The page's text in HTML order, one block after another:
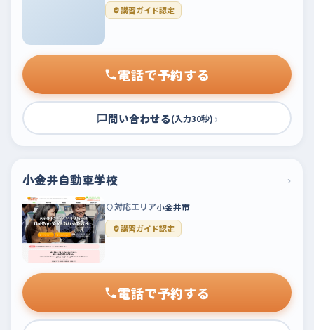
講習ガイド認定
電話で予約する
問い合わせる(入力30秒) ›
小金井自動車学校 ›
対応エリア小金井市
講習ガイド認定
電話で予約する